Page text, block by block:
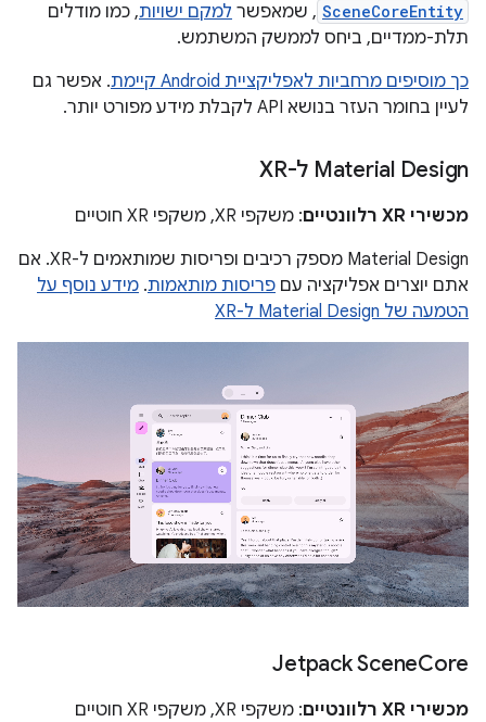
SceneCoreEntity , שמאפשר למקם ישויות, כמו מודלים
תלת-ממדיים, ביחס לממשק המשתמש.
כך מוסיפים מרחביות לאפליקציית Android קיימת
. אפשר גם
לעיין בחומר העזר בנושא API לקבלת מידע מפורט יותר.
‫Material Design ל-XR
מכשירי XR רלוונטיים
: משקפי XR, משקפי XR חוטיים
‫Material Design מספק רכיבים ופריסות שמותאמים ל-XR. אם
אתם יוצרים אפליקציה עם פריסות מותאמות. מידע נוסף על
הטמעה של Material Design ל-XR
Jetpack SceneCore
מכשירי XR רלוונטיים
: משקפי XR, משקפי XR חוטיים